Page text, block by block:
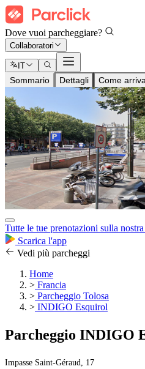
Dove vuoi parcheggiare?
Collaboratori
IT
Sommario Dettagli Come
Tutte le tue prenotazioni sulla
Scarica l'app
Vedi più parcheggi
Home
> Francia
> Parcheggio Tolosa
> INDIGO Esquirol
Parcheggio INDIGO
Impasse Saint-Géraud, 17